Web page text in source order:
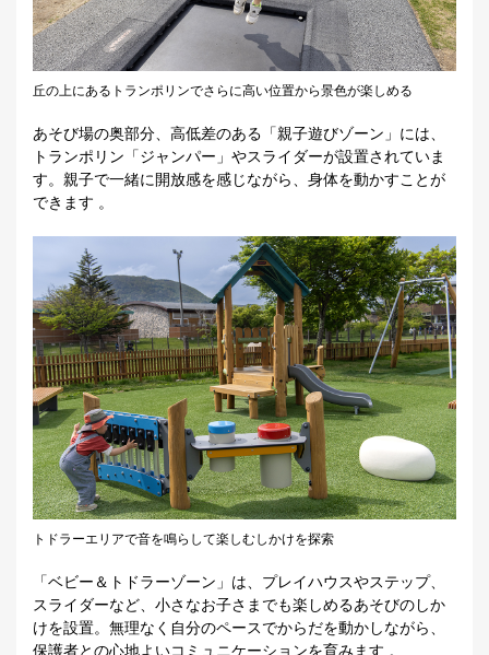
丘の上にあるトランポリンでさらに高い位置から景色が楽しめる
あそび場の奥部分、高低差のある「親子遊びゾーン」には、
トランポリン「ジャンパー」やスライダーが設置されていま
す。親子で一緒に開放感を感じながら、身体を動かすことが
できます 。
トドラーエリアで音を鳴らして楽しむしかけを探索
「ベビー＆トドラーゾーン」は、プレイハウスやステップ、
スライダーなど、小さなお子さまでも楽しめるあそびのしか
けを設置。無理なく自分のペースでからだを動かしながら、
保護者との心地よいコミュニケーションを育みます 。